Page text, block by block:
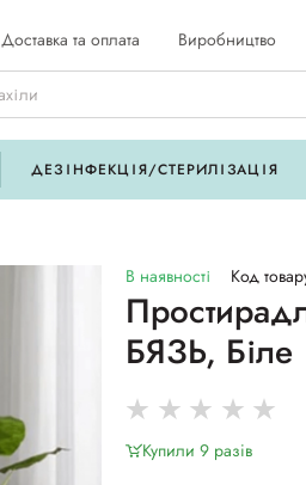
Доставка та оплата Виробництво
ДЕЗІНФЕКЦІЯ/СТЕРИЛІЗАЦІЯ
В наявності Код
БЯЗЬ, Біле
Купили 9 разiв